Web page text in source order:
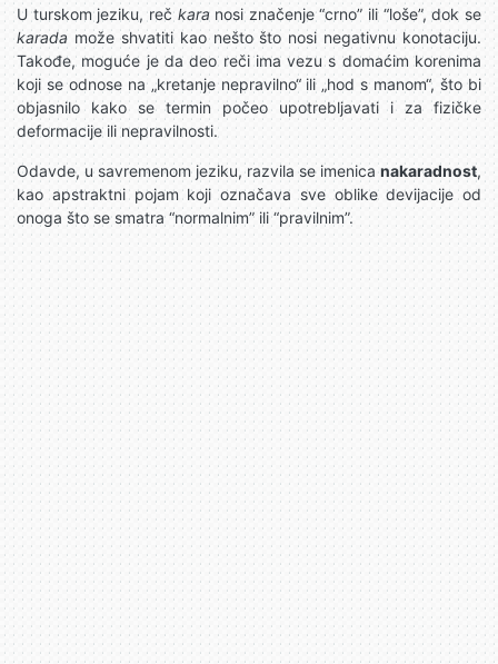
U turskom jeziku, rečkaranosi značenje “crno” ili “loše”, dok se
karada može shvatiti kao nešto što nosi negativnu konotaciju.
Takođe, moguće je da deo reči ima vezu s domaćim korenima
koji se odnose na „kretanje nepravilno“ ili „hod s manom“, što bi
objasnilo kako se termin počeo upotrebljavati i za fizičke
deformacije ili nepravilnosti.
Odavde, u savremenom jeziku, razvila se imenicanakaradnost,
kao apstraktni pojam koji označava sve oblike devijacije od
onoga što se smatra “normalnim” ili “pravilnim”.